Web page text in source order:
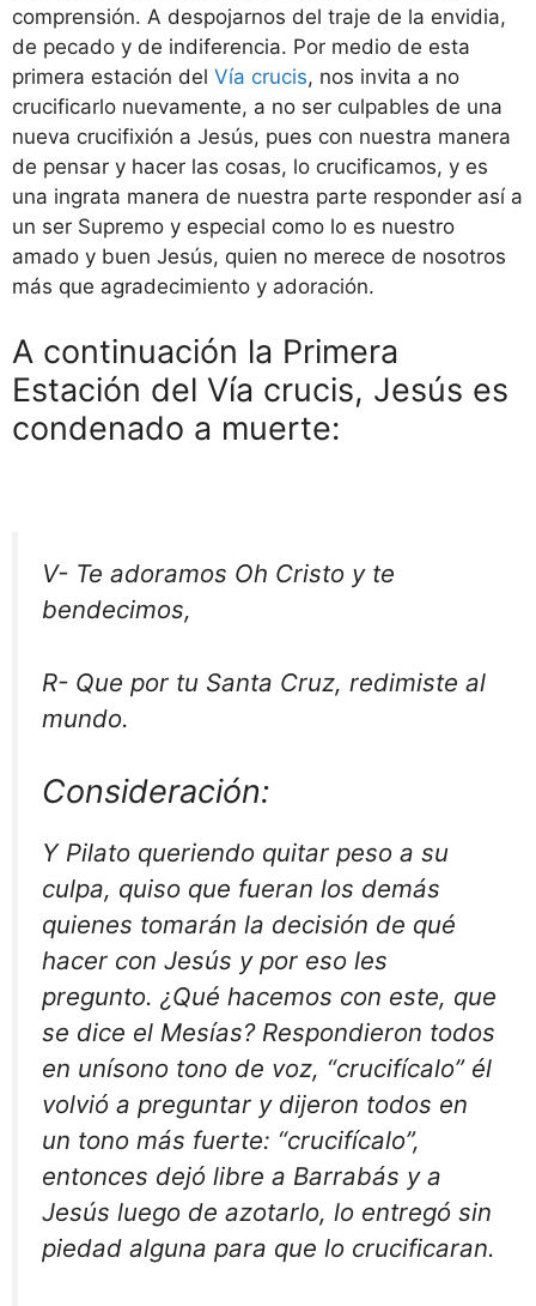
comprensión. A despojarnos del traje de la envidia,
de pecado y de indiferencia. Por medio de esta
primera estación del Vía crucis, nos invita a no
crucificarlo nuevamente, a no ser culpables de una
nueva crucifixión a Jesús, pues con nuestra manera
de pensar y hacer las cosas, lo crucificamos, y es
una ingrata manera de nuestra parte responder así a
un ser Supremo y especial como lo es nuestro
amado y buen Jesús, quien no merece de nosotros
más que agradecimiento y adoración.
A continuación la Primera
Estación del Vía crucis, Jesús es
condenado a muerte:
V- Te adoramos Oh Cristo y te
bendecimos,
R- Que por tu Santa Cruz, redimiste al
mundo.
Consideración:
Y Pilato queriendo quitar peso a su
culpa, quiso que fueran los demás
quienes tomarán la decisión de qué
hacer con Jesús y por eso les
pregunto. ¿Qué hacemos con este, que
se dice el Mesías? Respondieron todos
en unísono tono de voz, “crucifícalo” él
volvió a preguntar y dijeron todos en
un tono más fuerte: “crucifícalo”,
entonces dejó libre a Barrabás y a
Jesús luego de azotarlo, lo entregó sin
piedad alguna para que lo crucificaran.